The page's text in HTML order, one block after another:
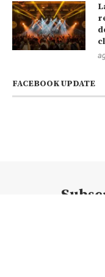
FACEBOOK UPDATE